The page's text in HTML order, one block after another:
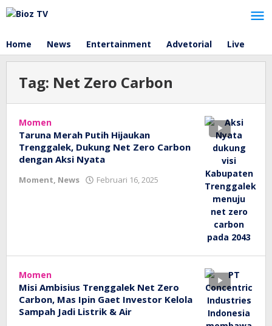
Lewati
ke
Home
News Entertainment Advetorial Live
Tag: Net Zero Carbon
Momen
Taruna Merah Putih Hijaukan
Trenggalek, Dukung Net Zero Carbon
dengan Aksi Nyata
Moment, News Februari 16, 2025
Momen
Misi Ambisius Trenggalek Net Zero
Carbon, Mas Ipin Gaet Investor Kelola
Sampah Jadi Listrik & Air